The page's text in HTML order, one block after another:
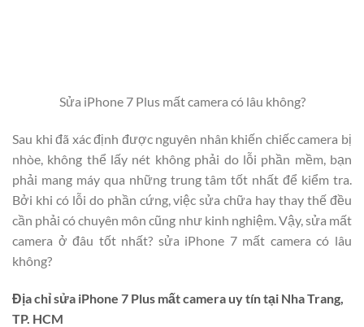
Sửa iPhone 7 Plus mất camera có lâu không?
Sau khi đã xác định được nguyên nhân khiến chiếc camera bị
nhòe, không thể lấy nét không phải do lỗi phần mềm, bạn
phải mang máy qua những trung tâm tốt nhất để kiểm tra.
Bởi khi có lỗi do phần cứng, việc sửa chữa hay thay thế đều
cần phải có chuyên môn cũng như kinh nghiệm. Vậy, sửa mất
camera ở đâu tốt nhất? sửa iPhone 7 mất camera có lâu
không?
Địa chỉ sửa iPhone 7 Plus mất camera uy tín tại Nha Trang,
TP. HCM